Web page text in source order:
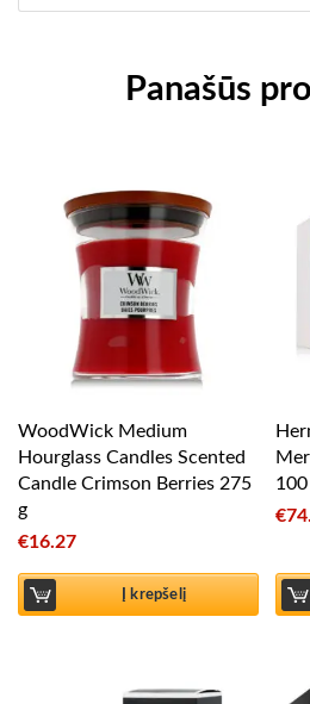
Panašūs
WoodWick Medium
Hourglass Candles Scented
Candle Crimson Berries 275
g
€16.27
Į krepšelį
€